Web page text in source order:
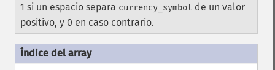
1 si un espacio separa currency_symbol de un valor
positivo, y 0 en caso contrario.